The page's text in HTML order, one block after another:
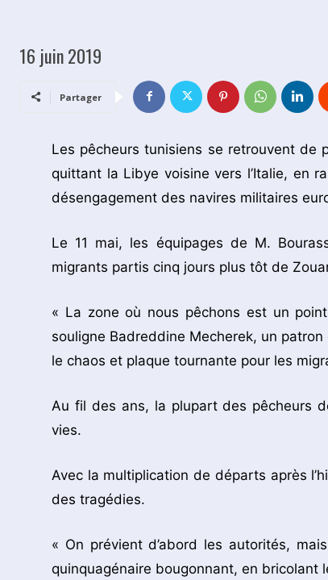
16 juin 2019
Partager
Les pêcheurs tunisiens se retrouvent de
quittant la Libye voisine vers l’Italie, en
désengagement des navires militaires
Le 11 mai, les équipages de M.
migrants partis cinq jours plus tôt de
« La zone où nous pêchons est un
souligne Badreddine Mecherek, un
le chaos et plaque tournante pour les
Au fil des ans, la plupart des pêcheurs
vies.
Avec la multiplication de départs après
des tragédies.
« On prévient d’abord les autorités,
quinquagénaire bougonnant, en bricolant